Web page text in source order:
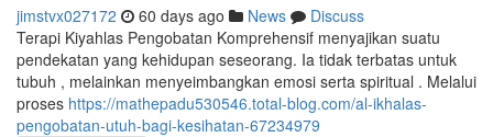
jimstvx027172 60 days ago News
Discuss
Terapi Kiyahlas Pengobatan Komprehensif menyajikan suatu
pendekatan yang kehidupan seseorang. Ia tidak terbatas untuk
tubuh , melainkan menyeimbangkan emosi serta spiritual . Melalui
proses https://mathepadu530546.total-blog.com/al-ikhalas-
pengobatan-utuh-bagi-kesihatan-67234979